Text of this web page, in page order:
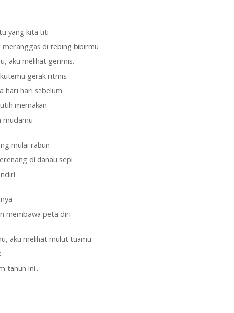
yang kita titi
di tebing bibirmu
aku melihat gerimis.
gerak ritmis
hari sebelum
memakan
mulai rabun
di danau sepi
membawa peta diri
aku melihat mulut tuamu
tahun ini..